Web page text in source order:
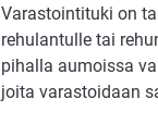
Varastointituki on
rehulantulle tai
pihalla aumoissa
joita varastoidaan